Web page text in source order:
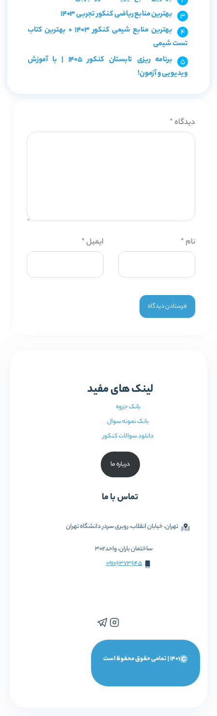
بهترین منابع ریاضی کنکور تجربی 1403
بهترین منابع شیمی کنکور 1403 + بهترین کتاب
تست شیمی
برنامه ریزی تابستان کنکور 1405 | با آموزش
ویدیویی و آزمون!
دیدگاه *
نام * ایمیل*
لینک های مفید
بانک جزوه
بانک نمونه سوال
دانلود سوالات کنکور
درباره ما
تماس با ما
تهران، خیابان انقلاب، روبری سردر دانشگاه تهران
ساختمان باران، واحد302
09106373645
1401 | تمامی حقوق محفوظ است